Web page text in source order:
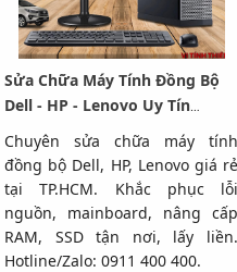
Sửa Chữa Máy Tính Đồng Bộ
Dell - HP - Lenovo Uy Tín
TP.HCM
Chuyên sửa chữa máy tính
đồng bộ Dell, HP, Lenovo giá rẻ
tại TP.HCM. Khắc phục lỗi
nguồn, mainboard, nâng cấp
RAM, SSD tận nơi, lấy liền.
Hotline/Zalo: 0911 400 400.